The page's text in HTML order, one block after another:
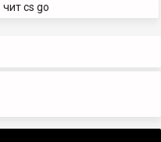
чит cs go